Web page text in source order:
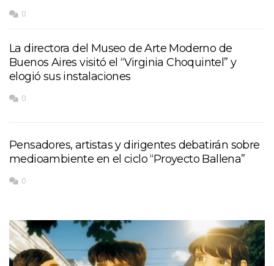
0
La directora del Museo de Arte Moderno de
Buenos Aires visitó el “Virginia Choquintel” y
elogió sus instalaciones
0
Pensadores, artistas y dirigentes debatirán sobre
medioambiente en el ciclo “Proyecto Ballena”
0